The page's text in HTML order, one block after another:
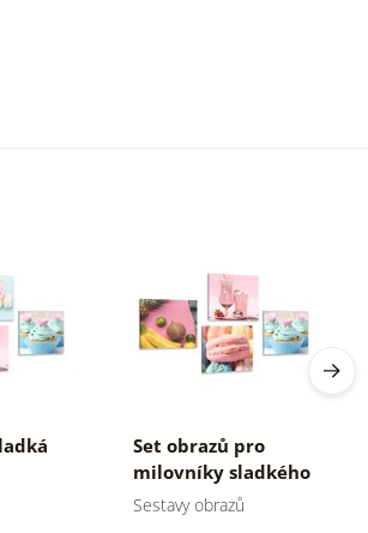
Set obrazů pro
milovníky sladkého
Sestavy obrazů